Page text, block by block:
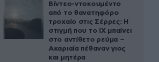
Βίντεο-ντοκουμέντο
από το θανατηφόρο
τροχαίο στις Σέρρες: Η
στιγμή που το ΙΧ μπαίνει
στο αντίθετο ρεύμα –
Ακαριαία πέθαναν γιος
και μητέρα